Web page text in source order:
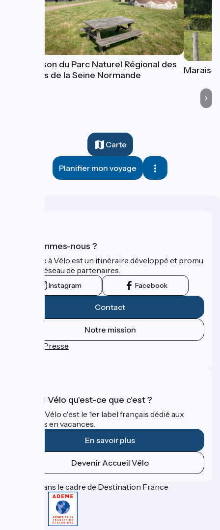
La Maison du Parc Naturel Régional des
Boucles de la Seine Normande
Marais-
Carte
Planifier mon voyage
Qui sommes-nous ?
La Seine à Vélo est un itinéraire développé et promu
par un réseau de partenaires.
Instagram Facebook
Contact
Notre mission
Espace Presse
Accueil Vélo qu'est-ce que c'est ?
Accueil Vélo c'est le 1er label français dédié aux
cyclistes en vacances.
En savoir plus
Devenir Accueil Vélo
Financé dans le cadre de Destination France